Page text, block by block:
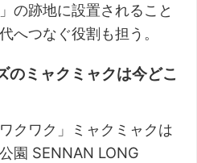
の跡地に設置されること
へつなぐ役割も担う。
ミャクミャクは今どこ
クワク」ミャクミャクは
園 SENNAN LONG